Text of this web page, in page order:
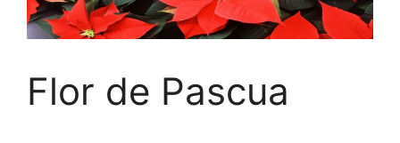
Flor de Pascua